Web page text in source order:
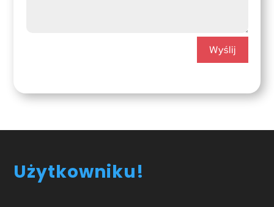
Wyślij
Użytkowniku!